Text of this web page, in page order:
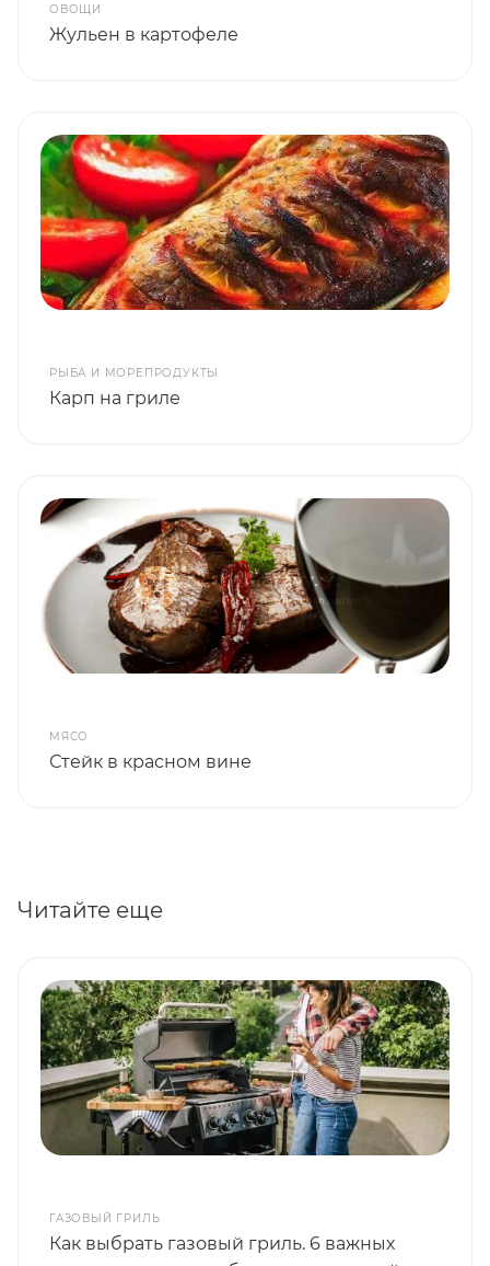
ОВОЩИ
Жульен в картофеле
РЫБА И МОРЕПРОДУКТЫ
Карп на гриле
МЯСО
Стейк в красном вине
Читайте еще
ГАЗОВЫЙ ГРИЛЬ
Как выбрать газовый гриль. 6 важных